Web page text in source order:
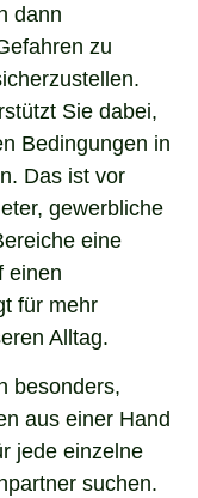
dann
zu
Sie dabei,
Bedingungen in
Das ist vor
gewerbliche
eine
einen
für mehr
Alltag.
besonders,
aus einer Hand
jede einzelne
suchen.